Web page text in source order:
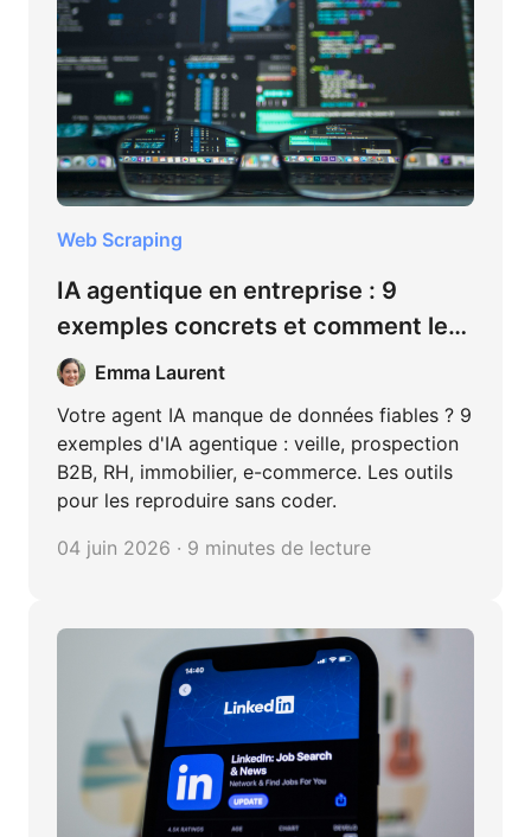
Web Scraping
IA agentique en entreprise : 9
exemples concrets et comment les
reproduire
Emma Laurent
Votre agent IA manque de données fiables ? 9
exemples d'IA agentique : veille, prospection
B2B, RH, immobilier, e-commerce. Les outils
pour les reproduire sans coder.
04 juin 2026 · 9 minutes de lecture